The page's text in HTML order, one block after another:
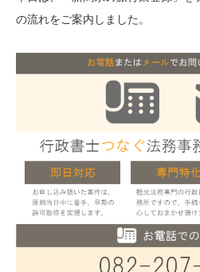
の流れをご案内しました。